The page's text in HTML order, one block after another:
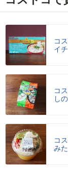
コ
イ
コ
し
コ
み